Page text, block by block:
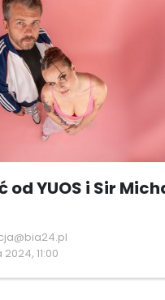
od YUOS i Sir
11:00